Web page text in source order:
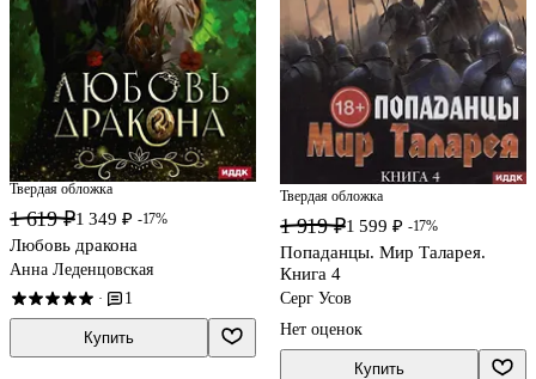
Твердая обложка
1 619 ₽1 349 ₽ -17%
Любовь дракона
Анна Леденцовская
· 1
Купить
Твердая обложка
1 919 ₽1 599 ₽ -17%
Попаданцы. Мир Таларея.
Книга 4
Серг Усов
Нет оценок
Купить